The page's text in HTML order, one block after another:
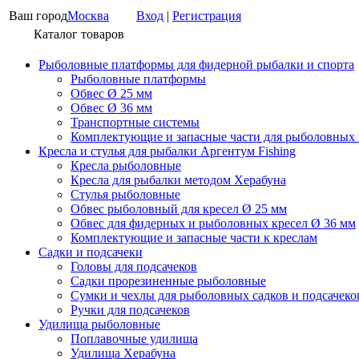
Ваш городМосква Вход | Регистрация
Каталог товаров
Рыболовные платформы для фидерной рыбалки и спорта
Рыболовные платформы
Обвес Ø 25 мм
Обвес Ø 36 мм
Транспортные системы
Комплектующие и запасные части для рыболовных
Кресла и стулья для рыбалки Аргентум Fishing
Кресла рыболовные
Кресла для рыбалки методом Херабуна
Стулья рыболовные
Обвес рыболовный для кресел Ø 25 мм
Обвес для фидерных и рыболовных кресел Ø 36 мм
Комплектующие и запасные части к креслам
Садки и подсачеки
Головы для подсачеков
Садки прорезиненные рыболовные
Сумки и чехлы для рыболовных садков и
Ручки для подсачеков
Удилища рыболовные
Поплавочные удилища
Удилища Херабуна